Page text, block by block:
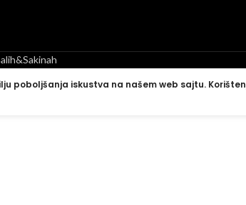
poboljšanja iskustva na našem web sajtu.